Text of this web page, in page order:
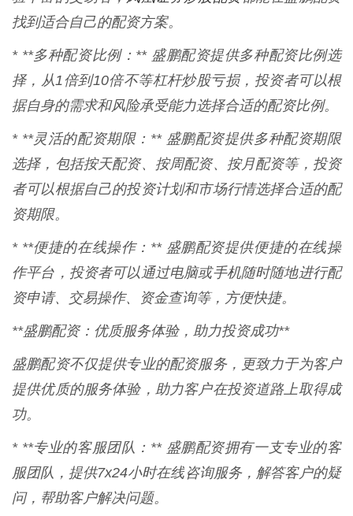
找到适合自己的配资方案。
* **多种配资比例：** 盛鹏配资提供多种配资比例选
择，从1倍到10倍不等杠杆炒股亏损，投资者可以根
据自身的需求和风险承受能力选择合适的配资比例。
* **灵活的配资期限：** 盛鹏配资提供多种配资期限
选择，包括按天配资、按周配资、按月配资等，投资
者可以根据自己的投资计划和市场行情选择合适的配
资期限。
* **便捷的在线操作：** 盛鹏配资提供便捷的在线操
作平台，投资者可以通过电脑或手机随时随地进行配
资申请、交易操作、资金查询等，方便快捷。
**盛鹏配资：优质服务体验，助力投资成功**
盛鹏配资不仅提供专业的配资服务，更致力于为客户
提供优质的服务体验，助力客户在投资道路上取得成
功。
* **专业的客服团队：** 盛鹏配资拥有一支专业的客
服团队，提供7x24小时在线咨询服务，解答客户的疑
问，帮助客户解决问题。